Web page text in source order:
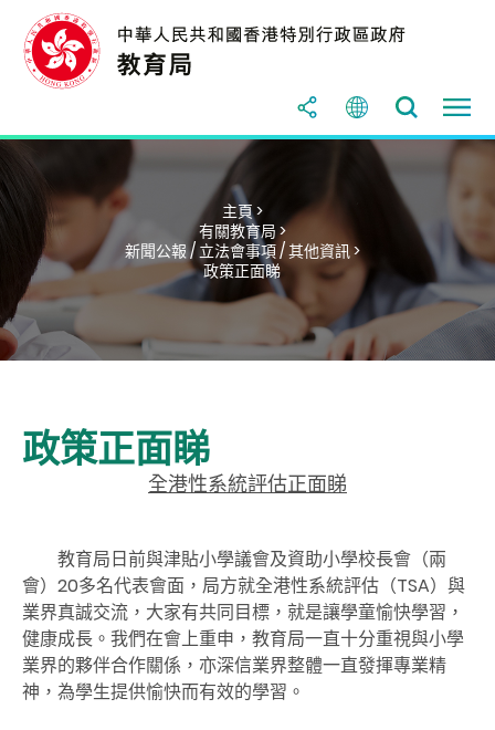
主頁 >
有關教育局 >
新聞公報 / 立法會事項 / 其他資訊 >
政策正面睇
政策正面睇
全港性系統評估正面睇
教育局日前與津貼小學議會及資助小學校長會（兩
會）20多名代表會面，局方就全港性系統評估（TSA）與
業界真誠交流，大家有共同目標，就是讓學童愉快學習，
健康成長。我們在會上重申，教育局一直十分重視與小學
業界的夥伴合作關係，亦深信業界整體一直發揮專業精
神，為學生提供愉快而有效的學習。